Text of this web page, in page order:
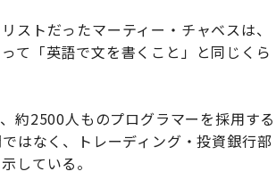
ストだったマーティー・チャベスは、
て「英語で文を書くこと」と同じくら
約2500人ものプログラマーを採用する
はなく、トレーディング・投資銀行部
している。